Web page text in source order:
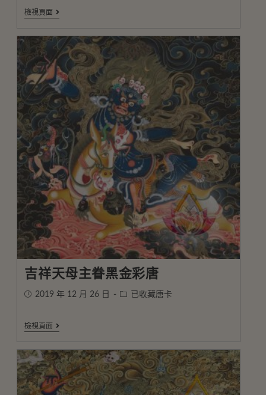
檢視頁面
吉祥天母主眷黑金彩唐
2019 年 12 月 26 日 已收藏唐卡
檢視頁面